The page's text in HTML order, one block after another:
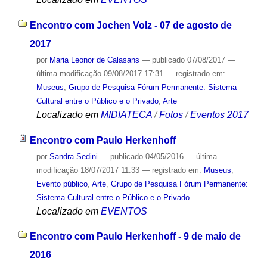
Encontro com Jochen Volz - 07 de agosto de
2017
por Maria Leonor de Calasans — publicado07/08/2017 —
última modificação09/08/2017 17:31 — registrado em:
Museus Grupo de Pesquisa Fórum Permanente: Sistema
Cultural entre o Público e o Privado, Arte
Localizado em MIDIATECA /Fotos /Eventos 2017
Encontro com Paulo Herkenhoff
por Sandra Sedini — publicado04/05/2016 — última
modificação18/07/2017 11:33 — registrado em: Museus
Evento público, Arte, Grupo de Pesquisa Fórum Permanente:
Sistema Cultural entre o Público e o Privado
Localizado em EVENTOS
Encontro com Paulo Herkenhoff - 9 de maio de
2016